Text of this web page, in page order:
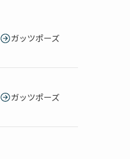
ガッツポーズ
ガッツポーズ